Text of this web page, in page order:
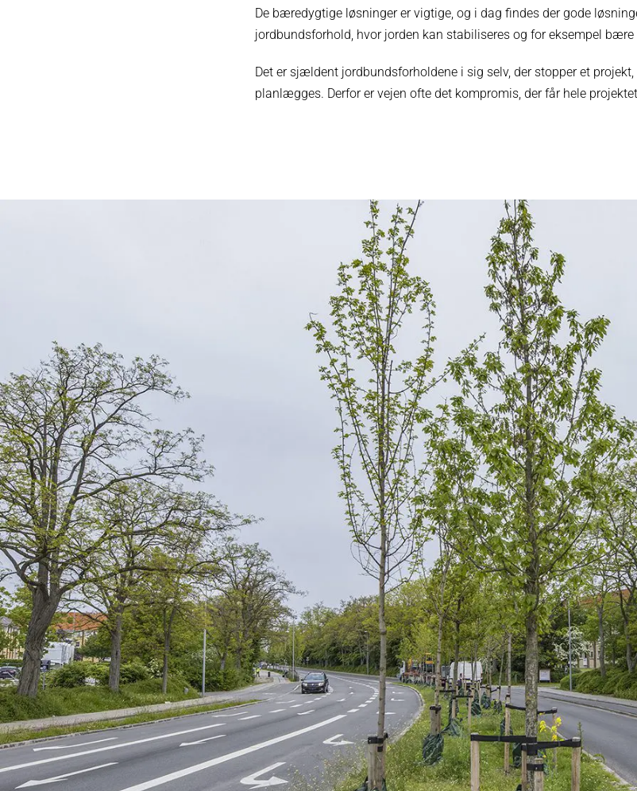
De bæredygtige løsninger er vigtige, og i dag findes der gode
jordbundsforhold, hvor jorden kan stabiliseres og for eksempel bære
Det er sjældent jordbundsforholdene i sig selv, der stopper et
planlægges. Derfor er vejen ofte det kompromis, der får hele